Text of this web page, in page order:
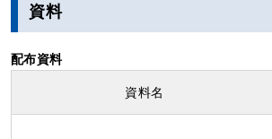
資料
配布資料
資料名